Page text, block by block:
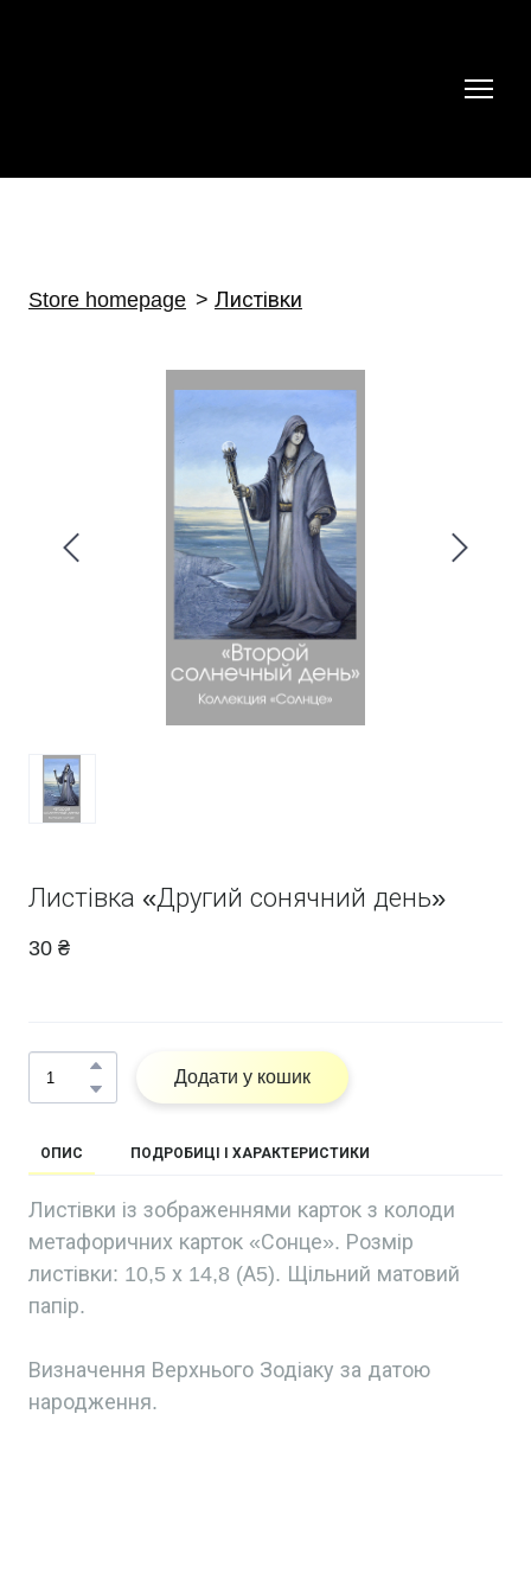
Store homepage Листівки
Листівка «Другий сонячний день»
30 ₴
Додати у кошик
ОПИС ПОДРОБИЦІ І ХАРАКТЕРИСТИКИ
Листівки із зображеннями карток з колоди
метафоричних карток «Сонце». Розмір
листівки: 10,5 х 14,8 (А5). Щільний матовий
папір.
Визначення Верхнього Зодіаку за датою
народження.